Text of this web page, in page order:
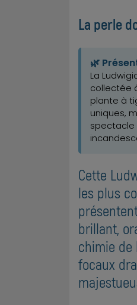
La perle
🌿
La
collectée
plante à
uniques,
spectacle
Cette
les plus
brillant,
chimie de
focaux